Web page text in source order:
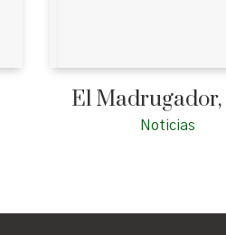
El Madrugador,
Noticias